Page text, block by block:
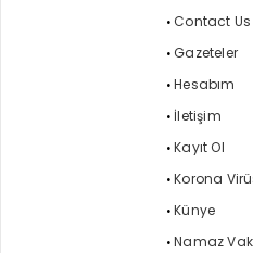
Contact Us
Gazeteler
Hesabım
İletişim
Kayıt Ol
Korona
Künye
Namaz